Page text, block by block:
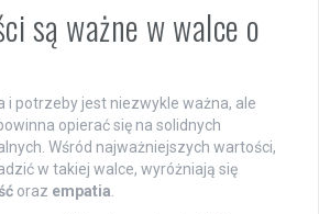
są ważne w walce o
i potrzeby jest niezwykle ważna, ale
opierać się na solidnych
Wśród najważniejszych wartości,
w takiej walce, wyróżniają się
oraz empatia